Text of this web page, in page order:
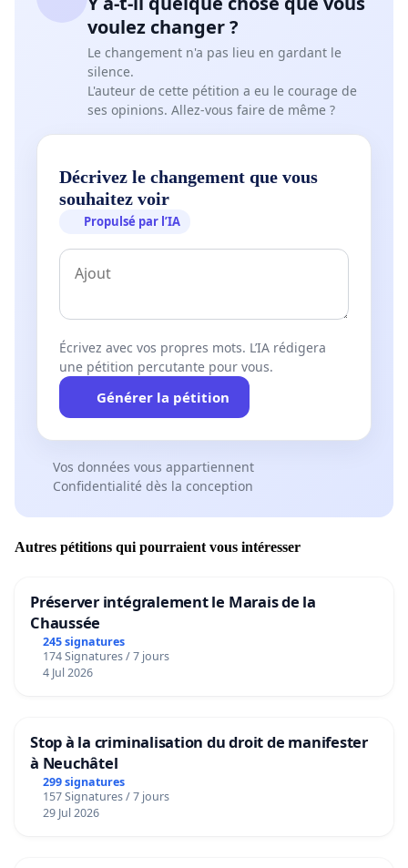
voulez changer ?
Le changement n'a pas lieu en gardant le
silence.
L'auteur de cette pétition a eu le courage de
ses opinions. Allez-vous faire de même ?
Décrivez le changement que vous
souhaitez voir
Propulsé par l’IA
Écrivez avec vos propres mots. L’IA rédigera
une pétition percutante pour vous.
Générer la pétition
Vos données vous appartiennent
Confidentialité dès la conception
Autres pétitions qui pourraient vous intéresser
Préserver intégralement le Marais de la
Chaussée
245 signatures
174 Signatures / 7 jours
4 Jul 2026
Stop à la criminalisation du droit de manifester
à Neuchâtel
299 signatures
157 Signatures / 7 jours
29 Jul 2026